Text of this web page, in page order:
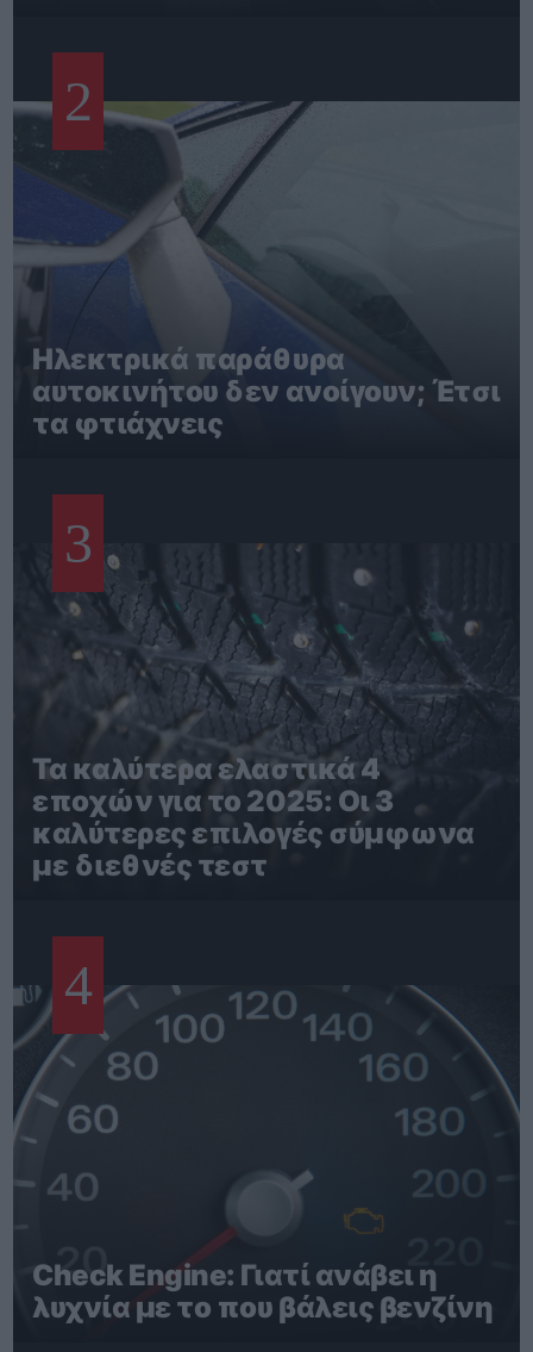
2
Ηλεκτρικά παράθυρα
αυτοκινήτου δεν ανοίγουν; Έτσι
τα φτιάχνεις
3
Τα καλύτερα ελαστικά 4
εποχών για το 2025: Οι 3
καλύτερες επιλογές σύμφωνα
με διεθνές τεστ
4
Check Engine: Γιατί ανάβει η
λυχνία με το που βάλεις βενζίνη